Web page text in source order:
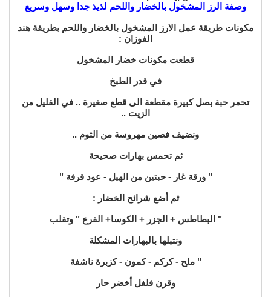
وصفة الرز المشخول بالخضار واللحم لذيذ جدا وسهل وسريع
مكونات طريقة عمل الارز المشخول بالخضار واللحم بطريقة هند
الفوزان :
قطعت مكونات خضار المشخول
في قدر الطبخ
تحمر حبة بصل كبيرة مقطعة الى قطع صغيرة .. في القليل من
الزيت ..
ونضيف فصين مهروسة من الثوم ..
ثم تحمس بهارات صحيحة
" ورقة غار - حبتين من الهيل - عود قرفة "
ثم أضع شرائح الخضار :
" البطاطس + الجزر + الكوسا+ القرع " وتقلب
ونتبلها بالبهارات المشكلة
" ملح - كركم - كمون - كزبرة ناشفة
وقرن فلفل أخضر حار